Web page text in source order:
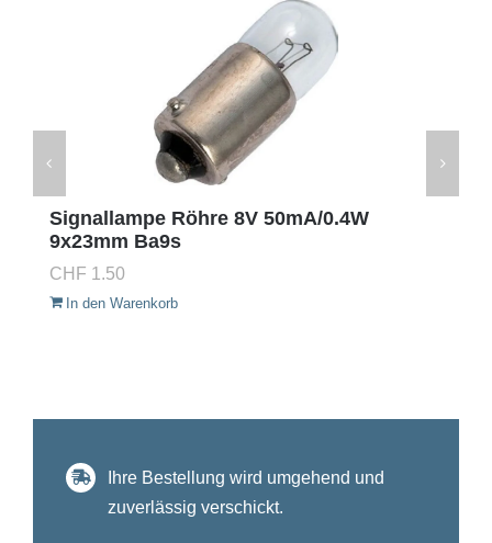
Signallampe Röhre 8V 50mA/0.4W
9x23mm Ba9s
CHF 1.50
In den Warenkorb
Ihre Bestellung wird umgehend und
zuverlässig verschickt.